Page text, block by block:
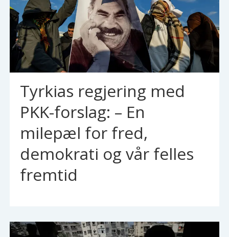
Tyrkias regjering med
PKK-forslag: – En
milepæl for fred,
demokrati og vår felles
fremtid